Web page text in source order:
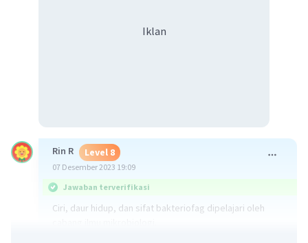
Iklan
Rin R Level 8
07 Desember 2023 19:09
Jawaban terverifikasi
Ciri, daur hidup, dan sifat bakteriofag dipelajari oleh